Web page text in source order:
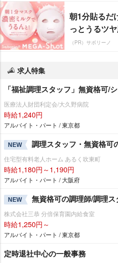
朝1分貼るだ
っとうるツ
（PR）サボリーノ
求人特集
「福祉調理スタッフ」無資格可/
医療法人財団利定会/大久野病院
時給1,240円
アルバイト・パート / 東京都
NEW 調理スタッフ・無資格可
住宅型有料老人ホーム あるく吹東町
時給1,180円～1,190円
アルバイト・パート / 大阪府
NEW 無資格可の調理師/調理ス
株式会社三恭 分倍保育園内給食室
時給1,250円～
アルバイト・パート / 東京都
定時退社中心の一般事務